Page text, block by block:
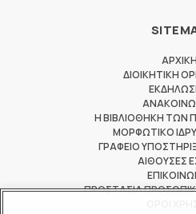
ΑΡΧΙΚΗ
ΔΙΟΙΚΗΤΙΚΗ
Η ΒΙΒΛΙΟΘΗΚΗ ΤΩΝ
ΜΟΡΦΩΤΙΚΟ
ΓΡΑΦΕΙΟ
ΑΙΘΟΥΣΕΣ
ΠΡΟΣΤΑΣΙΑ